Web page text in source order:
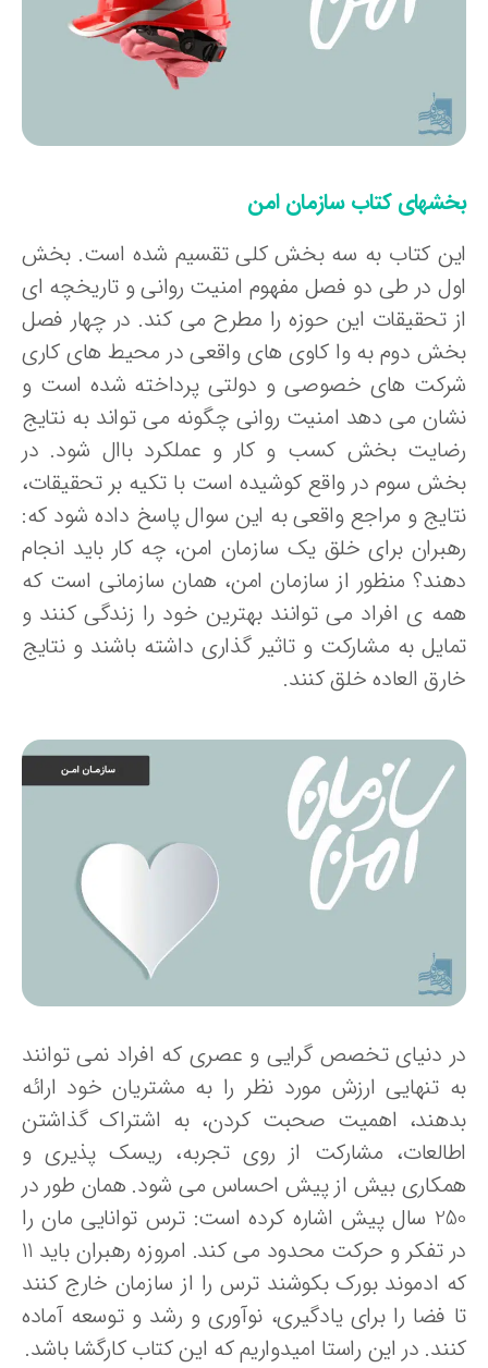
کتاب سازمان امن
کتاب به سه بخش کلی تقسیم شده است. بخش
در طی دو فصل مفهوم امنیت روانی و تاریخچه ای
تحقیقات این حوزه را مطرح می کند. در چهار فصل
دوم به وا کاوی های واقعی در محیط های کاری
های خصوصی و دولتی پرداخته شده است و
می دهد امنیت روانی چگونه می تواند به نتایج
بخش کسب و کار و عملکرد باال شود. در
سوم در واقع کوشیده است با تکیه بر تحقیقات،
و مراجع واقعی به این سوال پاسخ داده شود که:
برای خلق یک سازمان امن، چه کار باید انجام
منظور از سازمان امن، همان سازمانی است که
ی افراد می توانند بهترین خود را زندگی کنند و
به مشارکت و تاثیر گذاری داشته باشند و نتایج
العاده خلق کنند.
دنیای تخصص گرایی و عصری که افراد نمی توانند
تنهایی ارزش مورد نظر را به مشتریان خود ارائه
اهمیت صحبت کردن، به اشتراک گذاشتن
مشارکت از روی تجربه، ریسک پذیری و
بیش از پیش احساس می شود. همان طور در
250 سال پیش اشاره کرده است: ترس توانایی مان را
در تفکر و حرکت محدود می کند. امروزه رهبران باید 11
ادموند بورک بکوشند ترس را از سازمان خارج کنند
فضا را برای یادگیری، نوآوری و رشد و توسعه آماده
در این راستا امیدواریم که این کتاب کارگشا باشد.